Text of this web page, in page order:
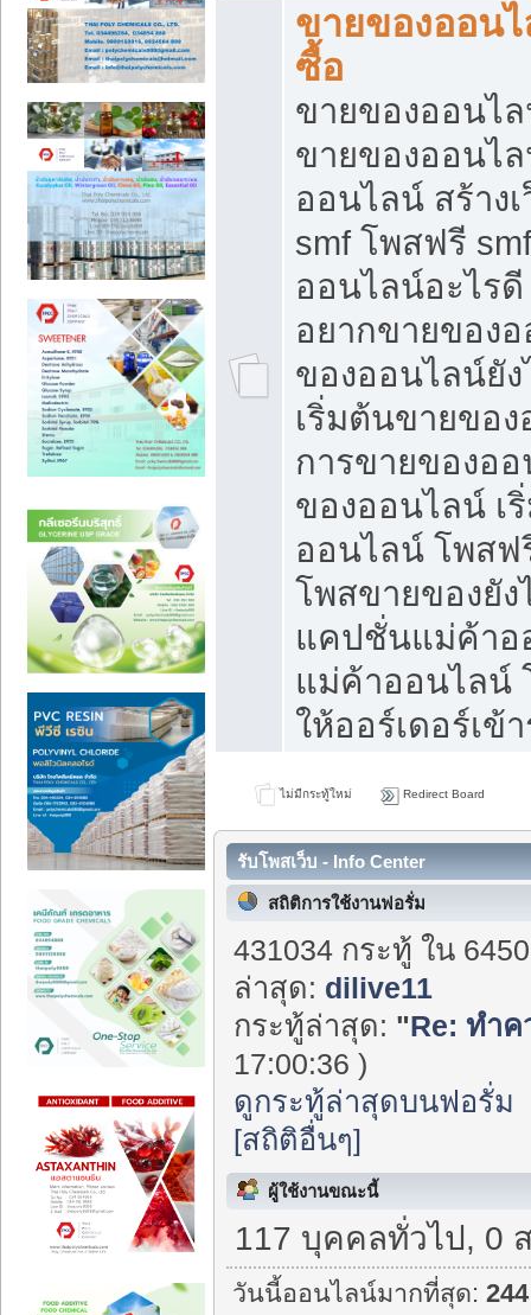
ขายของออน
ซื้อ
ขายของออนไล
ขายของออนไ
ออนไลน์ สร้าง
smf โพสฟรี
ออนไลน์อะไร
อยากขายของ
ของออนไลน์ยั
เริ่มต้นขายของ
การขายของอ
ของออนไลน์ เ
ออนไลน์ โพส
โพสขายของยัง
แคปชั่นแม่ค้า
แม่ค้าออนไลน์
ให้ออร์เดอร์เข้
ไม่มีกระทู้ใหม่ Redirect Board
รับโพสเว็บ - Info Center
สถิติการใช้งานฟอรั่ม
431034 กระทู้ ใน
ล่าสุด: dilive11
กระทู้ล่าสุด: "Re: ทำค
17:00:36 )
ดูกระทู้ล่าสุดบนฟอรั่ม
[สถิติอื่นๆ]
ผู้ใช้งานขณะนี้
117 บุคคลทั่วไป, 0
วันนี้ออนไลน์มากที่สุด:244